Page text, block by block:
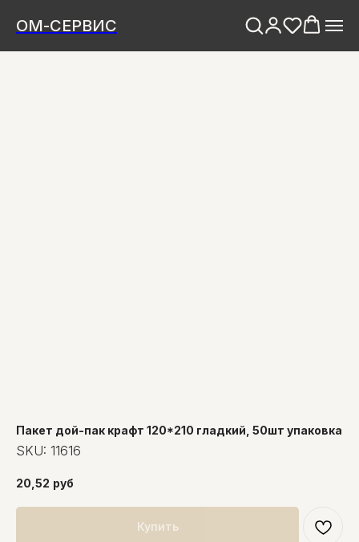
ОМ-СЕРВИС
Пакет дой-пак крафт 120*210 гладкий, 50шт упаковка
SKU: 11616
20,52 руб
Купить